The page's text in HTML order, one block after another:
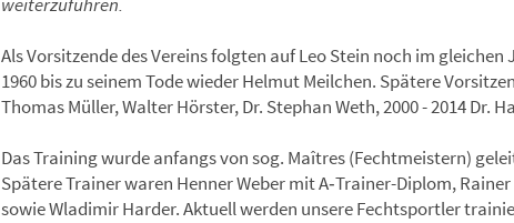
weiterzuführen.
Als Vorsitzende des Vereins folgten auf Leo Stein noch im
1960 bis zu seinem Tode wieder Helmut Meilchen. Spätere
Thomas Müller, Walter Hörster, Dr. Stephan Weth, 2000 - 2014 Dr.
Das Training wurde anfangs von sog. Maîtres (Fechtmeistern)
Spätere Trainer waren Henner Weber mit A‑Trainer-Diplom,
sowie Wladimir Harder. Aktuell werden unsere Fechtsportler